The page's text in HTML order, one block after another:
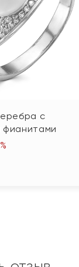
с
фианитами